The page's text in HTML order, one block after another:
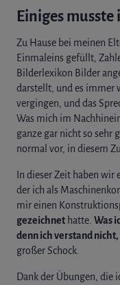
Einiges
Zu Hause bei meinen
Einmaleins gefüllt,
Bilderlexikon Bilder
darstellt, und es immer
vergingen, und das
Was mich im
ganze gar nicht so sehr
normal vor, in diesem
In dieser Zeit haben wir
der ich als
mir einen
gezeichnethatte. Was
denn ich verstand
großer Schock.
Dank der Übungen, die